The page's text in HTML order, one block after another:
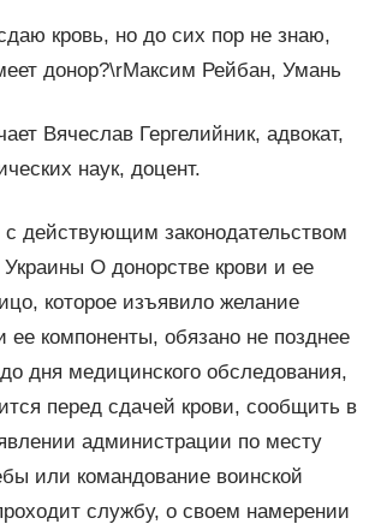
кровь, но до сих пор не знаю,
донор?\rМаксим Рейбан, Умань
Вячеслав Гергелийник, адвокат,
наук, доцент.
с действующим законодательством
О донорстве крови и ее
которое изъявило желание
ее компоненты, обязано не позднее
дня медицинского обследования,
перед сдачей крови, сообщить в
администрации по месту
или командование воинской
службу, о своем намерении